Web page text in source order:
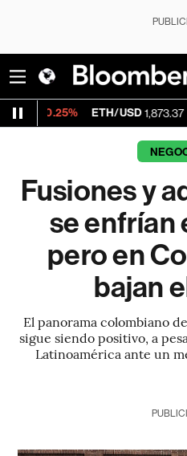
USD 1,873.37 -0.11% Visa
Fusiones y
se enfrían
pero en
bajan
El panorama colombiano
sigue siendo positivo, a
Latinoamérica ante un